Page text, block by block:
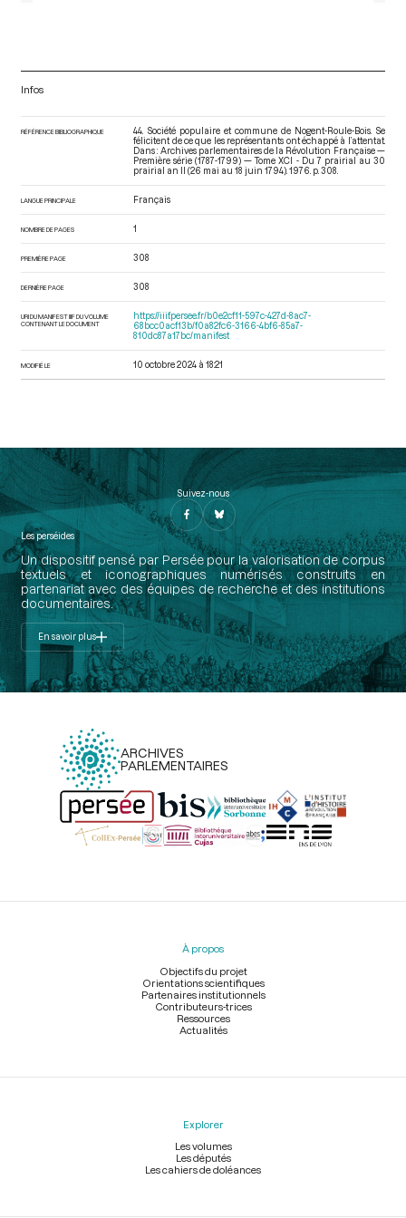
Infos
RÉFÉRENCE BIBLIOGRAPHIQUE
44. Société populaire et commune de Nogent-Roule-Bois. Se
félicitent de ce que les représentants ont échappé à l’attentat.
Dans : Archives parlementaires de la Révolution Française —
Première série (1787-1799) — Tome XCI - Du 7 prairial au 30
prairial an II (26 mai au 18 juin 1794) . 1976. p. 308.
LANGUE PRINCIPALE Français
NOMBRE DE PAGES 1
PREMIÈRE PAGE 308
DERNIÈRE PAGE 308
URI DU MANIFEST IIIF DU VOLUME
CONTENANT LE DOCUMENT
https://iiif.persee.fr/b0e2cf11-597c-427d-8ac7-
68bcc0acf13b/f0a82fc6-3166-4bf6-85a7-
810dc87a17bc/manifest
MODIFIÉ LE 10 octobre 2024 à 18:21
Suivez-nous
Les perséides
Un dispositif pensé par Persée pour la valorisation de corpus
textuels et iconographiques numérisés construits en
partenariat avec des équipes de recherche et des institutions
documentaires.
En savoir plus
ARCHIVES
PARLEMENTAIRES
Menu
À propos
Objectifs du projet
Orientations scientifiques
Partenaires institutionnels
Contributeurs-trices
Ressources
Actualités
Explorer
Les volumes
Les députés
Les cahiers de doléances